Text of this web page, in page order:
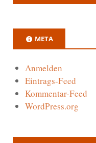
META
Anmelden
Eintrags-Feed
Kommentar-Feed
WordPress.org